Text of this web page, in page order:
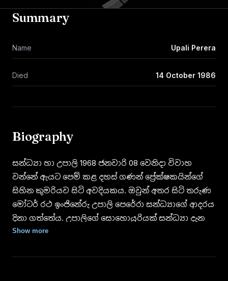
Summary
Name Upali Perera
Died 14 October 1986
Biography
සන්ධ්‍යා හා උපාලි 1968 ජනවාරි 08 වෙනිදා විවාහ
වන්නේ ඇයට පෙම් කළ දහස් ගණන් ප්‍රේක්ෂකයින්ගේ
සිහින කුමරියව සිටි අවදියකය. ඔවුන් අතර සිටි තරුණ
මෝටර් රථ ඉංජිනේරු උපාලි පෙරේරා සන්ධ්‍යාගේ ආදරය
දිනා ගත්තේය. උපාලිගේ සොහොයුරියක් සන්ධ්‍යා දැන
හිටියේ ඇය 'අක්ක නගෝ' සත පනහ චිත්‍රපටවල
Show more